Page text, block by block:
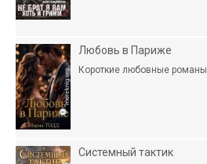
Любовь в Париже
Короткие любовные романы
Системный тактик